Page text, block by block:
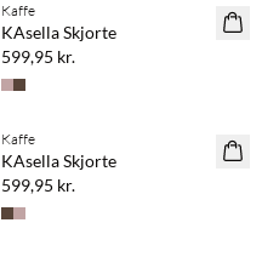
NYHED
Kaffe
KAsella Skjorte
599,95 kr.
NYHED
Kaffe
KAsella Skjorte
599,95 kr.